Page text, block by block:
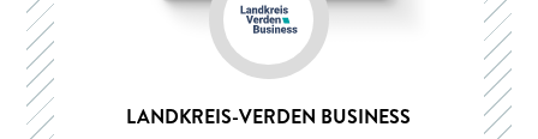
LANDKREIS-VERDEN BUSINESS